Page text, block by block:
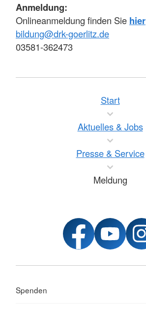
Anmeldung:
Onlineanmeldung finden Sie hier
bildung@drk-goerlitz.de
03581-362473
Start
Aktuelles & Jobs
Presse & Service
Meldung
Spenden